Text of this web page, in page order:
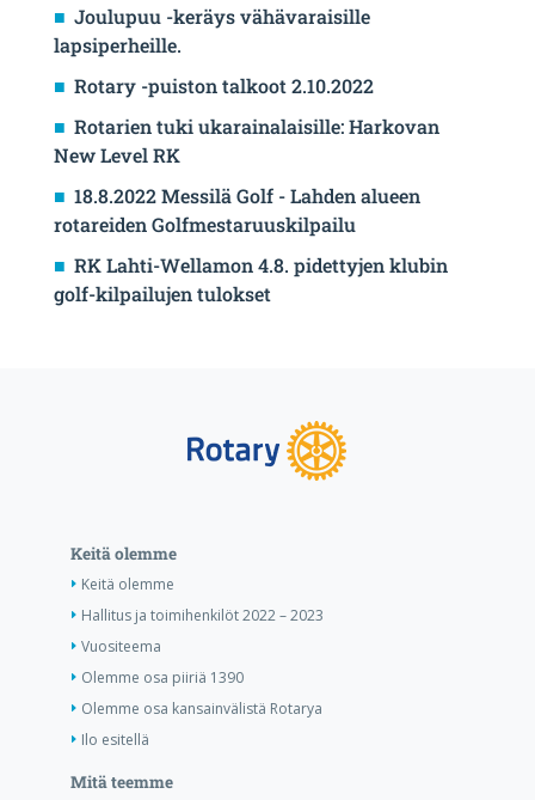
Joulupuu -keräys vähävaraisille
lapsiperheille.
Rotary -puiston talkoot 2.10.2022
Rotarien tuki ukarainalaisille: Harkovan
New Level RK
18.8.2022 Messilä Golf - Lahden alueen
rotareiden Golfmestaruuskilpailu
RK Lahti-Wellamon 4.8. pidettyjen klubin
golf-kilpailujen tulokset
Keitä olemme
Keitä olemme
Hallitus ja toimihenkilöt 2022 – 2023
Vuositeema
Olemme osa piiriä 1390
Olemme osa kansainvälistä Rotarya
Ilo esitellä
Mitä teemme